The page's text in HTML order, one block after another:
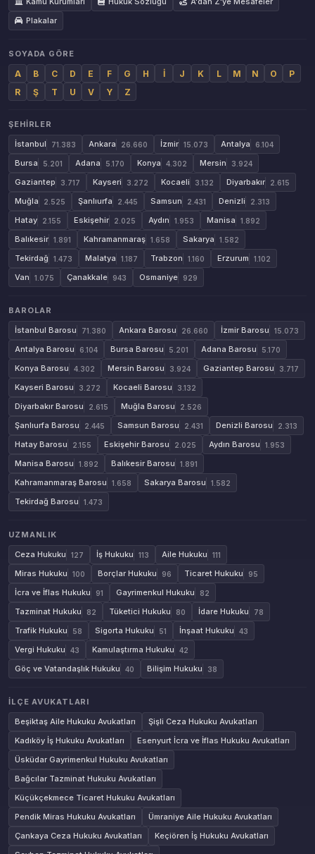
Plakalar
SOYADA GÖRE
A B C D E F G H İ J K L M N O
P
R
Ş T U V Y Z
ŞEHIRLER
İstanbul
71.383 Ankara 26.660 İzmir 15.073 Antalya 6.104
Bursa 5.201 Adana 5.170 Konya 4.302 Mersin 3.924
Gaziantep 3.717 Kayseri 3.272 Kocaeli 3.132 Diyarbakır 2.615
Muğla 2.525 Şanlıurfa 2.445 Samsun 2.431 Denizli 2.313
Hatay 2.155 Eskişehir 2.025 Aydın 1.953 Manisa 1.892
Balıkesir 1.891 Kahramanmaraş 1.658 Sakarya 1.582
Tekirdağ 1.473 Malatya 1.187 Trabzon 1.160 Erzurum 1.102
Van 1.075 Çanakkale 943 Osmaniye 929
BAROLAR
İstanbul Barosu
71.380 Ankara Barosu 26.660 İzmir Barosu 15.073
Antalya Barosu 6.104 Bursa Barosu 5.201 Adana Barosu 5.170
Konya Barosu 4.302 Mersin Barosu 3.924 Gaziantep Barosu 3.717
Kayseri Barosu 3.272 Kocaeli Barosu 3.132
Diyarbakır Barosu 2.615 Muğla Barosu 2.526
Şanlıurfa Barosu 2.445 Samsun Barosu 2.431 Denizli Barosu 2.313
Hatay Barosu 2.155 Eskişehir Barosu 2.025 Aydın Barosu 1.953
Manisa Barosu 1.892 Balıkesir Barosu 1.891
Kahramanmaraş Barosu 1.658 Sakarya Barosu 1.582
Tekirdağ Barosu 1.473
UZMANLIK
Ceza Hukuku
127 İş Hukuku 113 Aile Hukuku 111
Miras Hukuku 100 Borçlar Hukuku 96 Ticaret Hukuku 95
İcra ve İflas Hukuku 91 Gayrimenkul Hukuku 82
Tazminat Hukuku 82 Tüketici Hukuku 80 İdare Hukuku 78
Trafik Hukuku 58 Sigorta Hukuku 51 İnşaat Hukuku 43
Vergi Hukuku 43 Kamulaştırma Hukuku 42
Göç ve Vatandaşlık Hukuku 40 Bilişim Hukuku 38
İLÇE AVUKATLARI
Beşiktaş Aile Hukuku Avukatları
Şişli Ceza Hukuku Avukatları
Kadıköy İş Hukuku Avukatları
Esenyurt İcra ve İflas Hukuku Avukatları
Üsküdar Gayrimenkul Hukuku Avukatları
Bağcılar Tazminat Hukuku Avukatları
Küçükçekmece Ticaret Hukuku Avukatları
Pendik Miras Hukuku Avukatları
Ümraniye Aile Hukuku Avukatları
Çankaya Ceza Hukuku Avukatları
Keçiören İş Hukuku Avukatları